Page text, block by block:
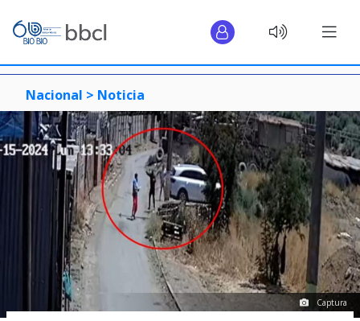
Nacional > Noticia
Captura